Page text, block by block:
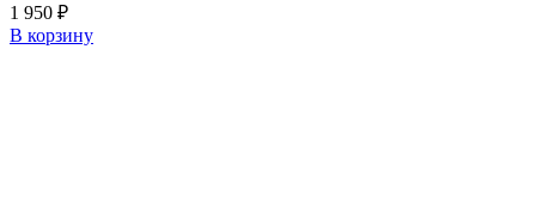
1 950 ₽
В корзину